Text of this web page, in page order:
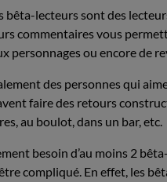
bêta-lecteurs sont des
commentaires vous
personnages ou encore de
des personnes qui
faire des retours
au boulot, dans un bar, etc.
besoin d’au moins 2
compliqué. En effet, les